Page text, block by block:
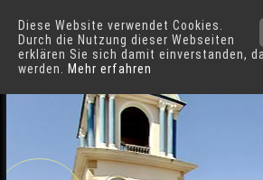
Diese Website verwendet Cookies.
Durch die Nutzung dieser Webseiten
erklären Sie sich damit einverstanden,
werden.
Mehr erfahren